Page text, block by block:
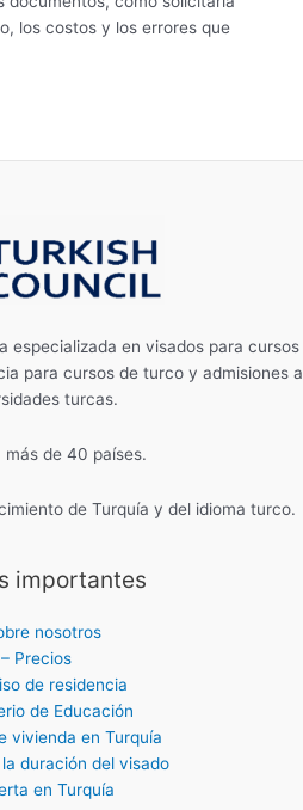
los costos y los errores que
especializada en visados ​​para cursos
para cursos de turco y admisiones a
turcas.
más de 40 países.
de Turquía y del idioma turco.
importantes
nosotros
– Precios
de residencia
de Educación
vivienda en Turquía
duración del visado
en Turquía